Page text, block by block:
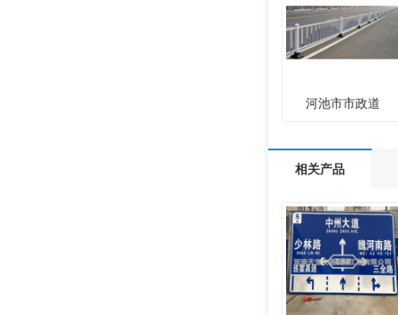
河池市市政道
相关产品